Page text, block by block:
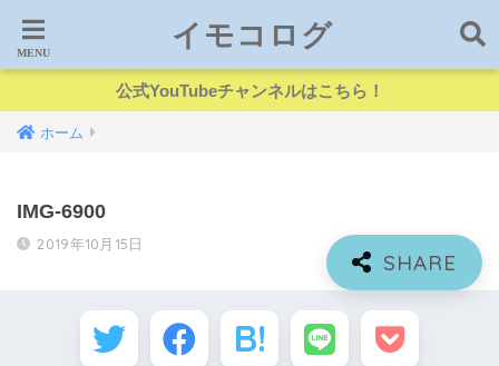
イモコログ
公式YouTubeチャンネルはこちら！
ホーム
IMG-6900
2019年10月15日